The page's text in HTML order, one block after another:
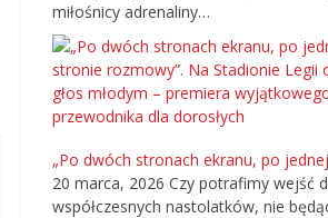
miłośnicy adrenaliny…
„Po dwóch stronach ekranu, po
20 marca, 2026 Czy potrafimy wejść
współczesnych nastolatków, nie